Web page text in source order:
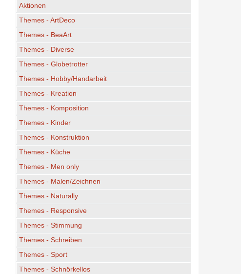
Aktionen
Themes - ArtDeco
Themes - BeaArt
Themes - Diverse
Themes - Globetrotter
Themes - Hobby/Handarbeit
Themes - Kreation
Themes - Komposition
Themes - Kinder
Themes - Konstruktion
Themes - Küche
Themes - Men only
Themes - Malen/Zeichnen
Themes - Naturally
Themes - Responsive
Themes - Stimmung
Themes - Schreiben
Themes - Sport
Themes - Schnörkellos